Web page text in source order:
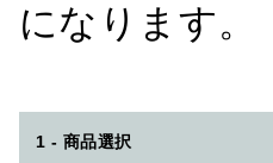
になります。
1 - 商品選択